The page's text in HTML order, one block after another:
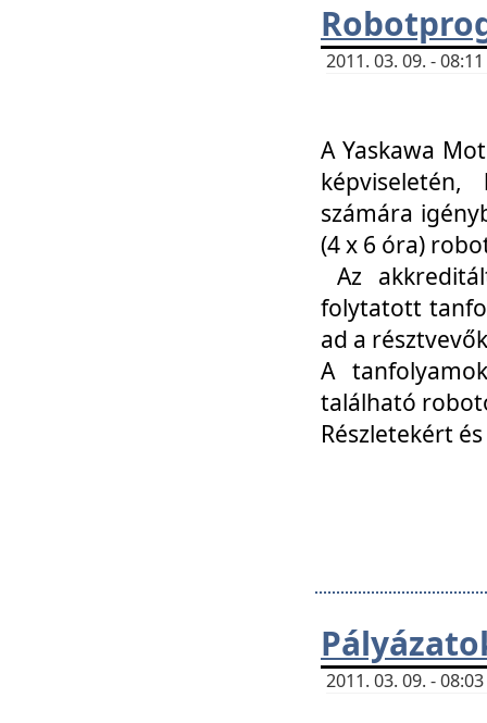
2011. 03. 09. -
A Yaskawa
számára
(4 x 6 óra)
Az
folytatott
ad a
A
található
Részletekért
2011. 03. 09. -